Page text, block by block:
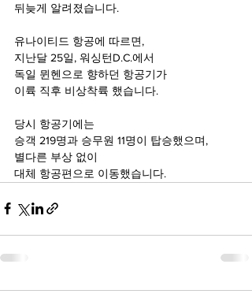
뒤늦게 알려졌습니다.
유나이티드 항공에 따르면,
지난달 25일, 워싱턴D.C.에서
독일 뮌헨으로 향하던 항공기가
이륙 직후 비상착륙 했습니다.
당시 항공기에는
승객 219명과 승무원 11명이 탑승했으며,
별다른 부상 없이
대체 항공편으로 이동했습니다.